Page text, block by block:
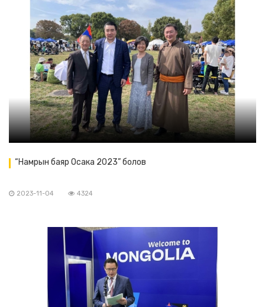
“Намрын баяр Осака 2023” болов
2023-11-04 4324